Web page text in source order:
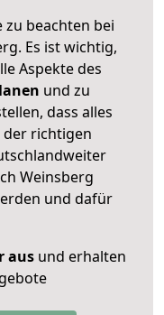
zu beachten bei
Es ist wichtig,
Aspekte des
und zu
dass alles
richtigen
Weinsberg
und dafür
ausund erhalten